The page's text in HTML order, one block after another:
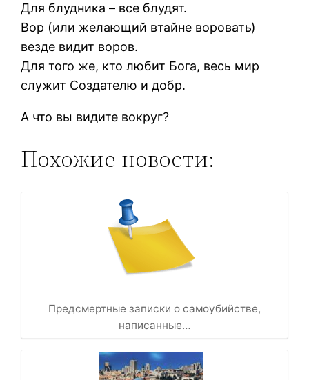
Для блудника – все блудят.
Вор (или желающий втайне воровать)
везде видит воров.
Для того же, кто любит Бога, весь мир
служит Создателю и добр.
А что вы видите вокруг?
Похожие новости:
Предсмертные записки о самоубийстве,
написанные…